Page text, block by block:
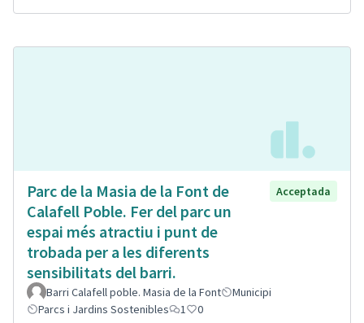
Parc de la Masia de la Font de
Calafell Poble. Fer del parc un
espai més atractiu i punt de
trobada per a les diferents
sensibilitats del barri.
Acceptada
Barri Calafell poble. Masia de la Font
Municipi
Parcs i Jardins Sostenibles
1 0